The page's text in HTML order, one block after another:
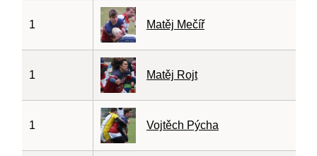
1 Matěj Mečíř
1 Matěj Rojt
1 Vojtěch Pýcha